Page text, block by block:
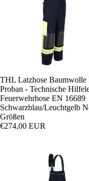
THL Latzhose Baumwolle
Proban - Technische
Feuerwehrhose EN 16689
Schwarzblau/Leuchtgelb
Größen
€274,00 EUR